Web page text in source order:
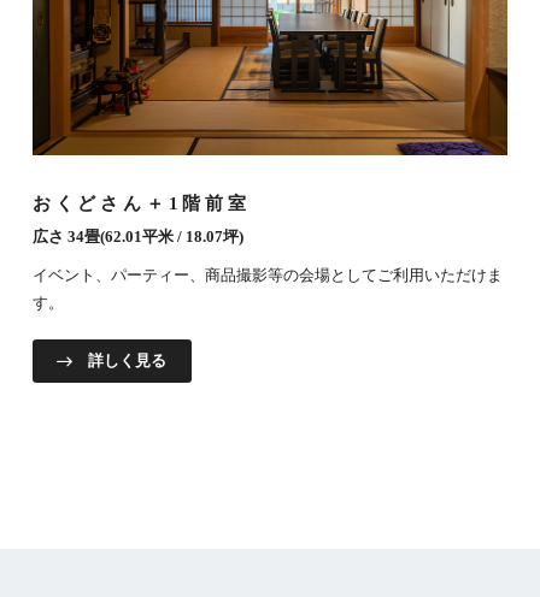
おくどさん＋1階前室
広さ 34畳(62.01平米 / 18.07坪)
イベント、パーティー、商品撮影等の会場としてご利用いただけま
す。
詳しく見る